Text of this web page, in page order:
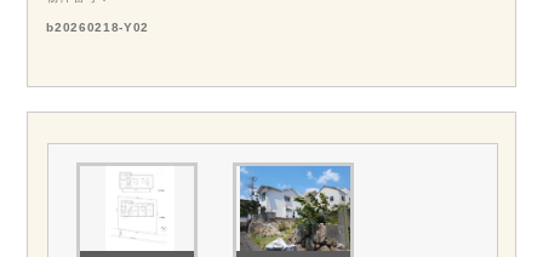
b20260218-Y02